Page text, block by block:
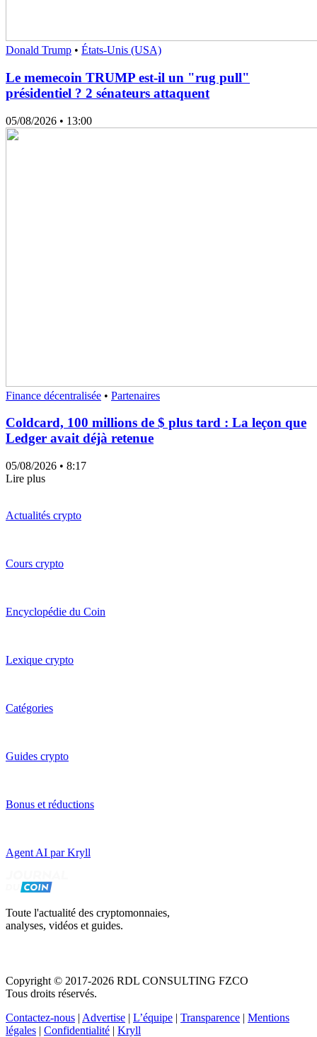
Donald Trump • États-Unis (USA)
Le memecoin TRUMP est-il un "rug pull"
présidentiel ? 2 sénateurs attaquent
05/08/2026 • 13:00
Finance décentralisée • Partenaires
Coldcard, 100 millions de $ plus tard : La leçon que
Ledger avait déjà retenue
05/08/2026 • 8:17
Lire plus
Actualités crypto
Cours crypto
Encyclopédie du Coin
Lexique crypto
Catégories
Guides crypto
Bonus et réductions
Agent AI par Kryll
Toute l'actualité des cryptomonnaies,
analyses, vidéos et guides.
Copyright © 2017-2026 RDL CONSULTING FZCO
Tous droits réservés.
Contactez-nous | Advertise | L’équipe | Transparence | Mentions
légales | Confidentialité | Kryll